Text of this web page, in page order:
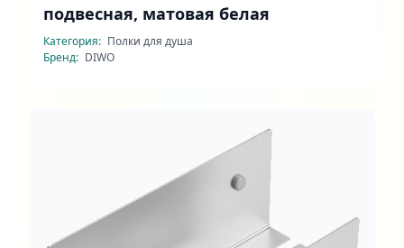
подвесная, матовая белая
Категория: Полки для душа
Бренд: DIWO